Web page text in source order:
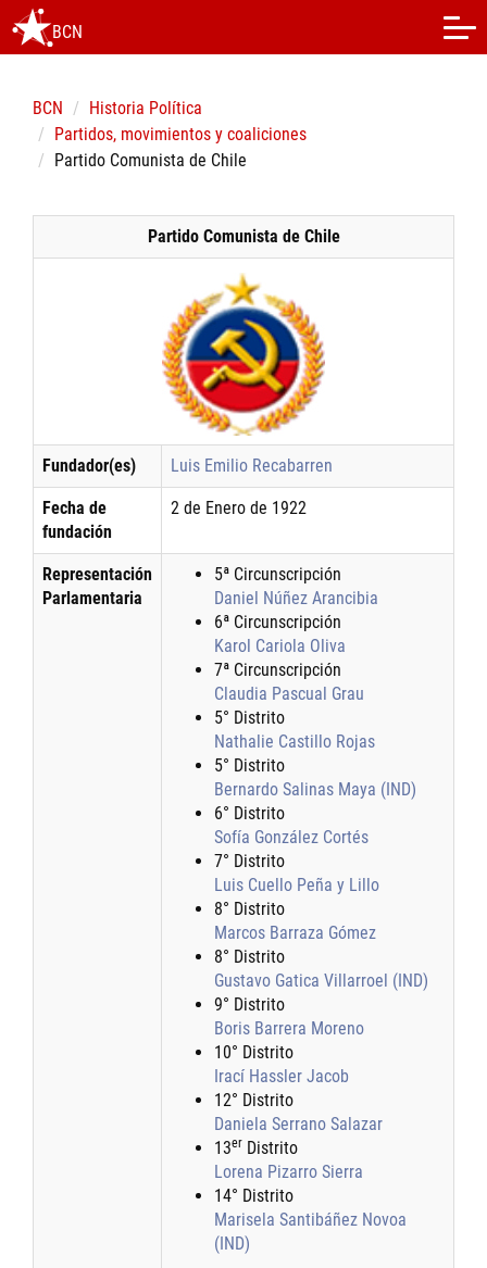
BCN
BCN
Historia Política
Partidos, movimientos y coaliciones
Partido Comunista de Chile
Partido Comunista de Chile
Fundador(es) Luis Emilio Recabarren
Fecha de
fundación
2 de Enero de 1922
Representación
Parlamentaria
5ª Circunscripción
Daniel Núñez Arancibia
6ª Circunscripción
Karol Cariola Oliva
7ª Circunscripción
Claudia Pascual Grau
5° Distrito
Nathalie Castillo Rojas
5° Distrito
Bernardo Salinas Maya (IND)
6° Distrito
Sofía González Cortés
7° Distrito
Luis Cuello Peña y Lillo
8° Distrito
Marcos Barraza Gómez
8° Distrito
Gustavo Gatica Villarroel (IND)
9° Distrito
Boris Barrera Moreno
10° Distrito
Irací Hassler Jacob
12° Distrito
Daniela Serrano Salazar
13er Distrito
Lorena Pizarro Sierra
14° Distrito
Marisela Santibáñez Novoa
(IND)